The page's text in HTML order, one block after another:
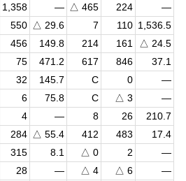
1,358 — △ 465 224
—
550 △ 29.6 7 110 1,536.5
456 149.8 214 161
△ 24.5
75 471.2 617 846
37.1
32 145.7 C 0
—
6 75.8 C △ 3
—
4 — 8 26
210.7
284 △ 55.4 412 483
17.4
315 8.1 △ 0 2
—
28 — △ 4 △ 6
—